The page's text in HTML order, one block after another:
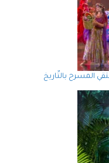
المسرح بالتّاريخ